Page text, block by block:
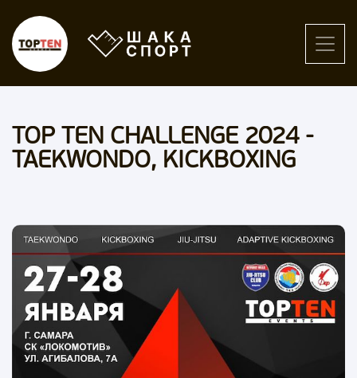
TOP TEN CHALLENGE 2024 -
TAEKWONDO, KICKBOXING